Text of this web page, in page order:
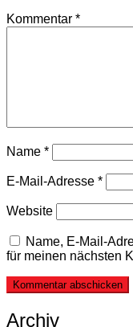
Kommentar *
Name *
E-Mail-Adresse *
Website
Name, E-Mail-
für meinen nächsten
Archiv